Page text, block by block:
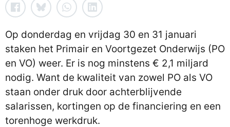
Op donderdag en vrijdag 30 en 31 januari
staken het Primair en Voortgezet Onderwijs (PO
en VO) weer. Er is nog minstens € 2,1 miljard
nodig. Want de kwaliteit van zowel PO als VO
staan onder druk door achterblijvende
salarissen, kortingen op de financiering en een
torenhoge werkdruk.